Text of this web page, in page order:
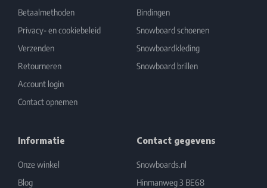
Betaalmethoden
Privacy- en cookiebeleid
Verzenden
Retourneren
Account login
Contact opnemen
Bindingen
Snowboard schoenen
Snowboardkleding
Snowboard brillen
Informatie
Onze winkel
Blog
Contact gegevens
Snowboards.nl
Hinmanweg 3 BE68